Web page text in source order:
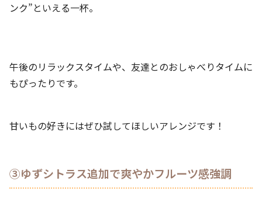
ンク”といえる一杯。
午後のリラックスタイムや、友達とのおしゃべりタイムに
もぴったりです。
甘いもの好きにはぜひ試してほしいアレンジです！
③ゆずシトラス追加で爽やかフルーツ感強調